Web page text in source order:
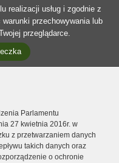
realizacji usług i zgodnie z
przechowywania lub
przeglądarce.
Parlamentu
27 kwietnia 2016r. w
z przetwarzaniem danych
takich danych oraz
o ochronie